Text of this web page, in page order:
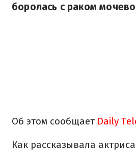
боролась с раком
Об этом сообщает Daily
Как рассказывала